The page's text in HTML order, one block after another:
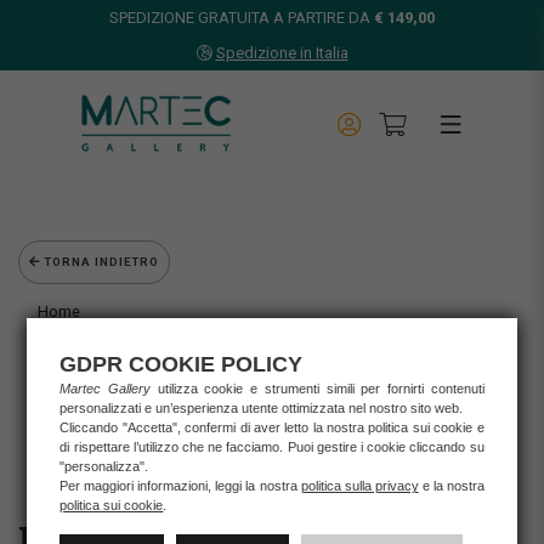
SPEDIZIONE GRATUITA A PARTIRE DA € 149,00
Spedizione in Italia
TORNA INDIETRO
Home
Grafica d'autore
Nespolo Ugo
UGO NESPOLO - MOVIE TIME
GDPR COOKIE POLICY
Martec Gallery utilizza cookie e strumenti simili per fornirti contenuti
personalizzati e un’esperienza utente ottimizzata nel nostro sito web.
Cliccando "Accetta", confermi di aver letto la nostra politica sui cookie e
di rispettare l’utilizzo che ne facciamo. Puoi gestire i cookie cliccando su
"personalizza".
Per maggiori informazioni, leggi la nostra politica sulla privacye la nostra
politica sui cookie